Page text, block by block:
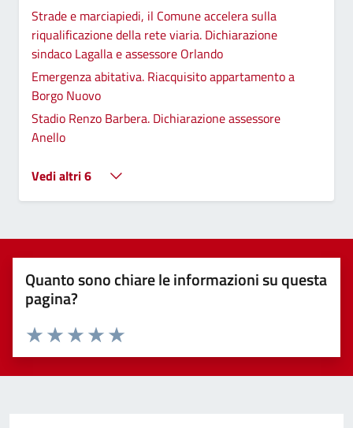
Strade e marciapiedi, il Comune accelera sulla
riqualificazione della rete viaria. Dichiarazione
sindaco Lagalla e assessore Orlando
Emergenza abitativa. Riacquisito appartamento a
Borgo Nuovo
Stadio Renzo Barbera. Dichiarazione assessore
Anello
Vedi altri 6
Quanto sono chiare le informazioni su questa
pagina?
Valuta 5 stelle su 5
Valuta 4 stelle su 5
Valuta 3 stelle su 5
Valuta 2 stelle su 5
Valuta 1 stelle su 5